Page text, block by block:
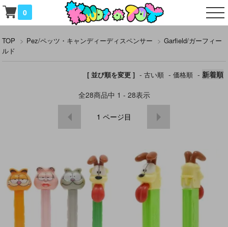
0
TOP > Pez/ペッツ・キャンディーディスペンサー > Garfield/ガーフィー
ルド
[ 並び順を変更 ] - 古い順 - 価格順 - 新着順
全28商品中 1 - 28表示
1 ページ目